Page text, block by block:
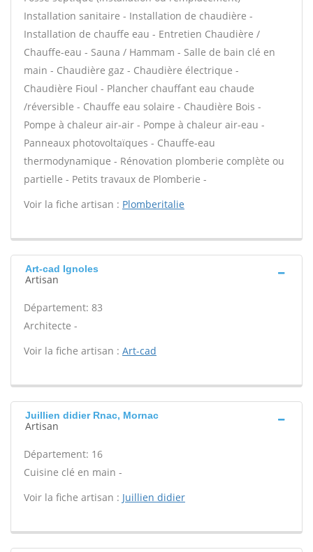
Installation sanitaire - Installation de chaudière -
Installation de chauffe eau - Entretien Chaudière /
Chauffe-eau - Sauna / Hammam - Salle de bain clé en
main - Chaudière gaz - Chaudière électrique -
Chaudière Fioul - Plancher chauffant eau chaude
/réversible - Chauffe eau solaire - Chaudière Bois -
Pompe à chaleur air-air - Pompe à chaleur air-eau -
Panneaux photovoltaïques - Chauffe-eau
thermodynamique - Rénovation plomberie complète ou
partielle - Petits travaux de Plomberie -
Voir la fiche artisan : Plomberitalie
Art-cad Ignoles
Artisan
Département: 83
Architecte -
Voir la fiche artisan : Art-cad
Juillien didier Rnac, Mornac
Artisan
Département: 16
Cuisine clé en main -
Voir la fiche artisan : Juillien didier